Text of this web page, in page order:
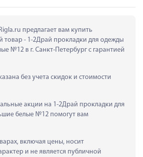
предлагает вам купить
товар - 1-2Драй прокладки для одежды
№12 в г. Санкт-Петербург с гарантией
без учета скидок и стоимости
акции на 1-2Драй прокладки для
белые №12 помогут вам
включая цены, носит
и не является публичной